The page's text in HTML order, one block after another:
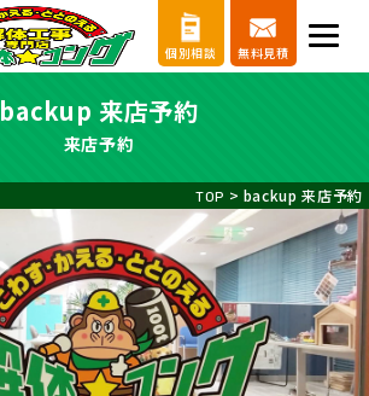
個別相談 無料見積
backup 来店予約
来店予約
TOP > backup 来店予約